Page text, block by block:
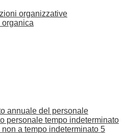
organizzative
organica
annuale del personale
personale tempo indeterminato
non a tempo indeterminato 5